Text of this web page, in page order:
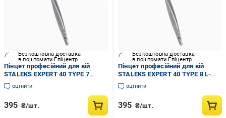
Безкоштовна доставка
в поштомати Епіцентр
Пінцет професійний для вій
STALEKS EXPERT 40 TYPE 7
вигнутий (TE-40/7)
оцінити
395 ₴/шт.
Безкоштовна доставка
в поштомати Епіцентр
Пінцет професійний для вій
STALEKS EXPERT 40 TYPE 8 L-
подібний,85') (TE-40/8)
оцінити
395 ₴/шт.